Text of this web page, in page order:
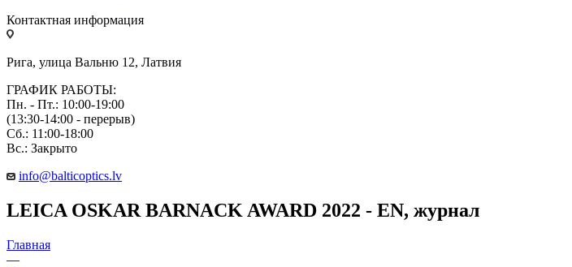
Контактная информация
Рига, улица Вальню 12, Латвия
ГРАФИК РАБОТЫ:
Пн. - Пт.: 10:00-19:00
(13:30-14:00 - перерыв)
Сб.: 11:00-18:00
Вс.: Закрыто
info@balticoptics.lv
LEICA OSKAR BARNACK AWARD 2022 - EN, журнал
Главная
—